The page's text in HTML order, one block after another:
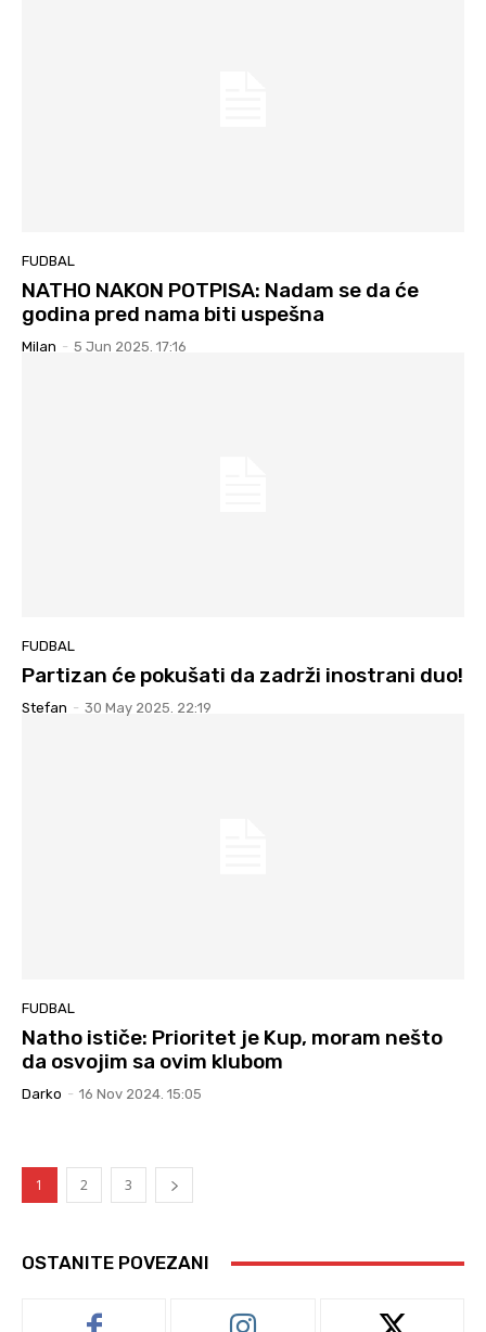
FUDBAL
NATHO NAKON POTPISA: Nadam se da će
godina pred nama biti uspešna
Milan - 5 Jun 2025. 17:16
FUDBAL
Partizan će pokušati da zadrži inostrani duo!
Stefan - 30 May 2025. 22:19
FUDBAL
Natho ističe: Prioritet je Kup, moram nešto
da osvojim sa ovim klubom
Darko - 16 Nov 2024. 15:05
1 2 3
OSTANITE POVEZANI